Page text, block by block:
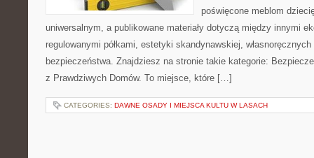
poświęcone meblom
uniwersalnym, a publikowane materiały dotyczą między innymi
regulowanymi półkami, estetyki skandynawskiej,
bezpieczeństwa. Znajdziesz na stronie takie kategorie:
z Prawdziwych Domów. To miejsce, które […]
CATEGORIES: DAWNE OSADY I MIEJSCA KULTU W LASACH